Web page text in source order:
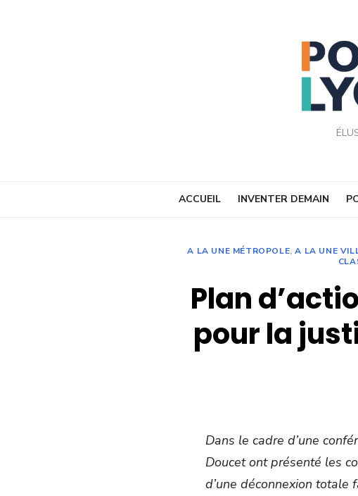
ACCUEIL INVENTER DEMAIN
A LA UNE MÉTROPOLE,A LA UNE
Plan
pour la
Dans le cadre d’une
Doucet ont présenté les
d’une déconnexion totale